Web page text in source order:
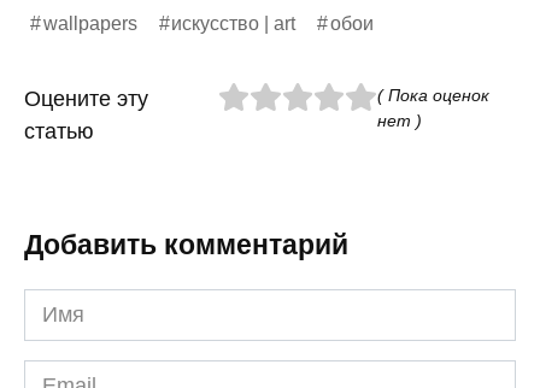
wallpapers искусство | art обои
Оцените эту
статью
( Пока оценок
нет )
Добавить комментарий
Имя
*
Email